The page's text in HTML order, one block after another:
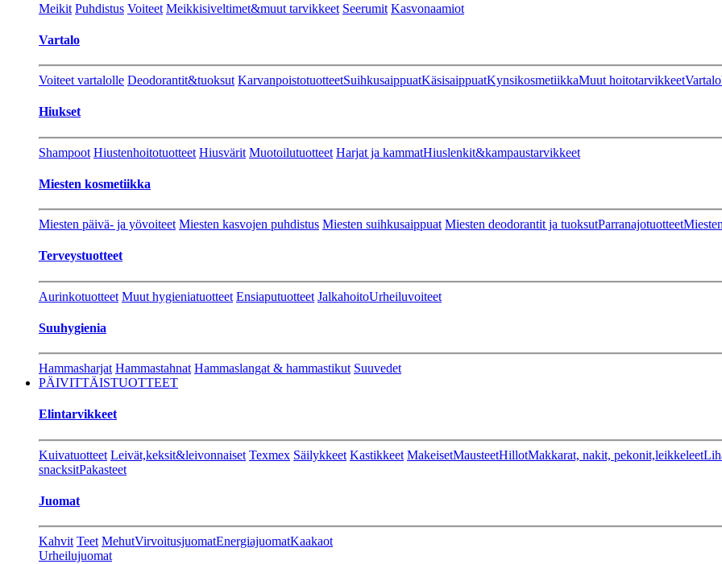
Meikit Puhdistus Voiteet Meikkisiveltimet&muut tarvikkeet Seerumit Kasvonaamiot
Vartalo
Voiteet vartalolle Deodorantit&tuoksut KarvanpoistotuotteetSuihkusaippuatKäsisaippuatKynsikosmetiikkaMuut hoitotarvikkeet
Hiukset
Shampoot Hiustenhoitotuotteet Hiusvärit Muotoilutuotteet Harjat ja kammatHiuslenkit&kampaustarvikkeet
Miesten kosmetiikka
Miesten päivä- ja yövoiteet Miesten kasvojen puhdistus Miesten suihkusaippuat Miesten deodorantit ja tuoksutParranajotuotteet
Terveystuotteet
Aurinkotuotteet Muut hygieniatuotteet Ensiaputuotteet JalkahoitoUrheiluvoiteet
Suuhygienia
Hammasharjat Hammastahnat Hammaslangat & hammastikut Suuvedet
PÄIVITTÄISTUOTTEET
Elintarvikkeet
Kuivatuotteet Leivät,keksit&leivonnaiset Texmex Säilykkeet Kastikkeet MakeisetMausteetHillotMakkarat, nakit, pekonit,leikkeleet
snacksitPakasteet
Juomat
Kahvit Teet MehutVirvoitusjuomatEnergiajuomatKaakaot
Urheilujuomat